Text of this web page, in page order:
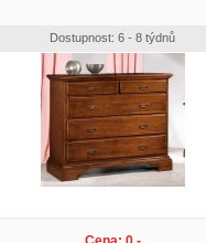
Dostupnost: 6 - 8 týdnů